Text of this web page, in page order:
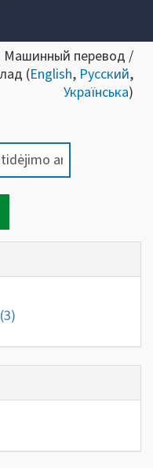
Машинный перевод /
(English, Русский,
Українська)
(3)